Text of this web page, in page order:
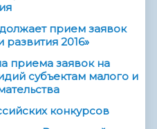
прием заявок
2016»
приема заявок на
субъектам малого и
конкурсов